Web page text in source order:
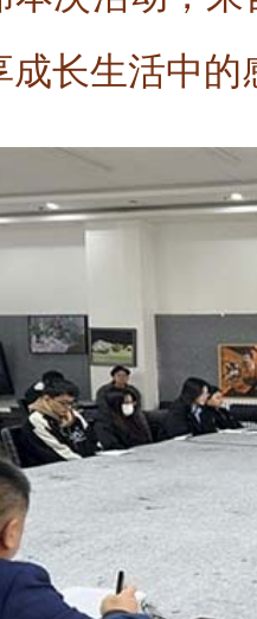
成长生活中的